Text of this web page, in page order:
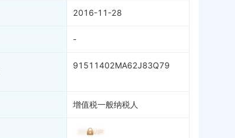
2016-11-28
-
91511402MA62J83Q79
增值税一般纳税人